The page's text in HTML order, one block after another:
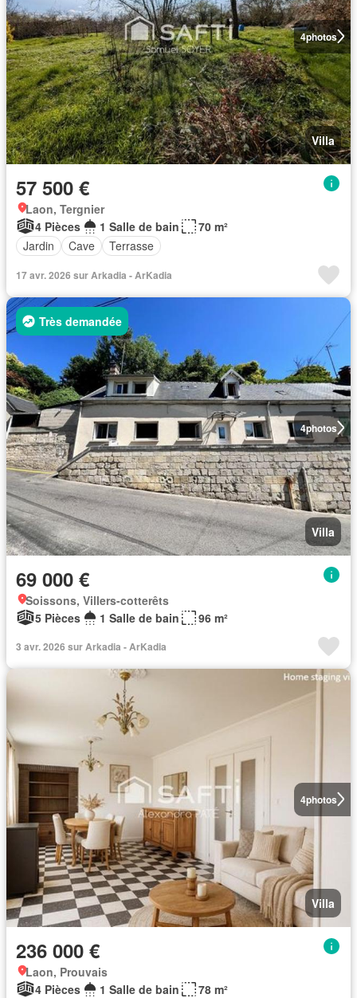
4photos
Villa
57 500 €
Laon, Tergnier
4 Pièces
1 Salle de bain
70 m²
Jardin
Cave Terrasse
17 avr. 2026 sur Arkadia - ArKadia
4photos
Très demandée
Villa
69 000 €
Soissons, Villers-cotterêts
5 Pièces
1 Salle de bain 96 m²
3 avr. 2026 sur Arkadia - ArKadia
4photos
Villa
236 000 €
Laon, Prouvais
4 Pièces
1 Salle de bain
78 m²